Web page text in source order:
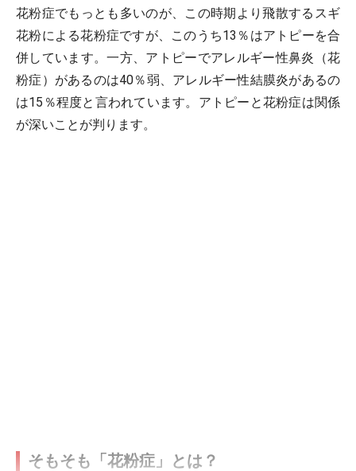
花粉症でもっとも多いのが、この時期より飛散するスギ
花粉による花粉症ですが、このうち13％はアトピーを合
併しています。一方、アトピーでアレルギー性鼻炎（花
粉症）があるのは40％弱、アレルギー性結膜炎があるの
は15％程度と言われています。アトピーと花粉症は関係
が深いことが判ります。
そもそも「花粉症」とは？